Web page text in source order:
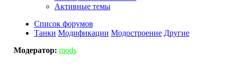
Активные темы
Список форумов
Танки Модификации Модостроение Другие
Модератор: mods